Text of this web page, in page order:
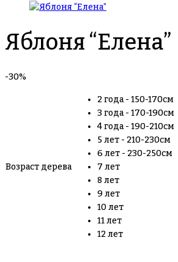
Яблоня “Елена”
-30%
Возраст дерева
2 года - 150-170см
3 года - 170-190см
4 года - 190-210см
5 лет - 210-230см
6 лет - 230-250см
7 лет
8 лет
9 лет
10 лет
11 лет
12 лет